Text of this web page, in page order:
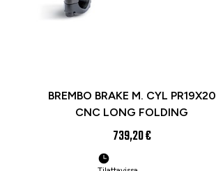
BREMBO BRAKE M. CYL PR19X20
CNC LONG FOLDING
739,20 €